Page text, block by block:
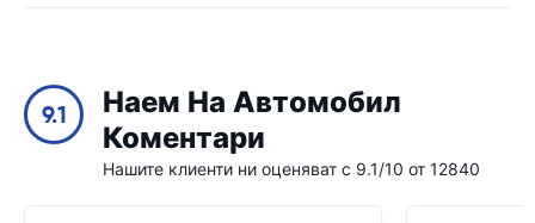
9.1
Наем На Автомобил
Коментари
Нашите клиенти ни оценяват с 9.1/10 от 12840